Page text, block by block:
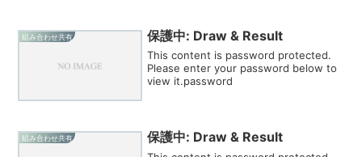
組み合わせ共有 保護中: Draw & Result
This content is password protected.
Please enter your password below to
view it.password
組み合わせ共有 保護中: Draw & Result